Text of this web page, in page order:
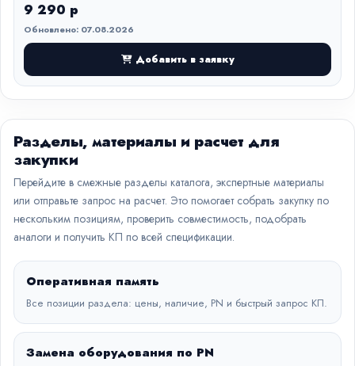
9 290 р
Обновлено: 07.08.2026
Добавить в заявку
Разделы, материалы и расчет для
закупки
Перейдите в смежные разделы каталога, экспертные материалы
или отправьте запрос на расчет. Это помогает собрать закупку по
нескольким позициям, проверить совместимость, подобрать
аналоги и получить КП по всей спецификации.
Оперативная память
Все позиции раздела: цены, наличие, PN и быстрый запрос КП.
Замена оборудования по PN